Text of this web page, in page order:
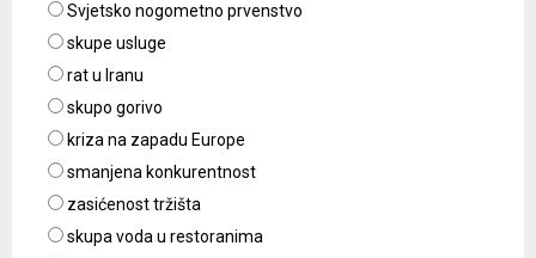
Svjetsko nogometno prvenstvo
skupe usluge
rat u Iranu
skupo gorivo
kriza na zapadu Europe
smanjena konkurentnost
zasićenost tržišta
skupa voda u restoranima